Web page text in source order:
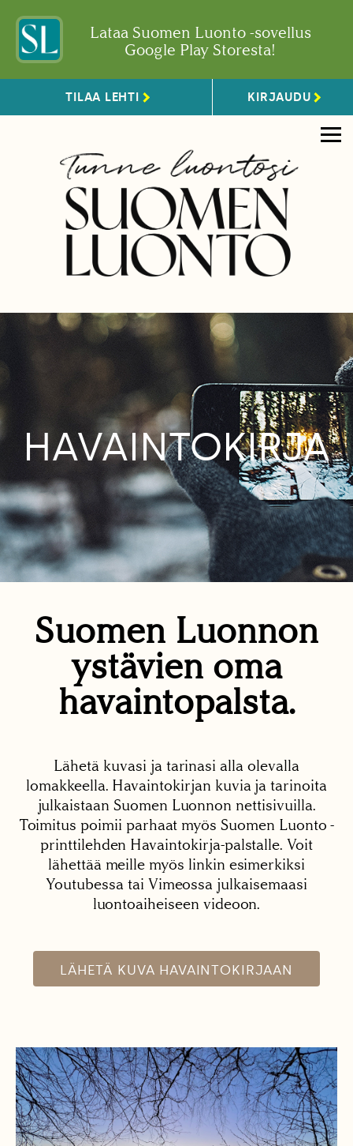
Lataa Suomen Luonto -sovellus
Google Play Storesta!
TILAA LEHTI KIRJAUDU
HAVAINTOKIRJA
Suomen Luonnon
ystävien oma
havaintopalsta.
Lähetä kuvasi ja tarinasi alla olevalla
lomakkeella. Havaintokirjan kuvia ja tarinoita
julkaistaan Suomen Luonnon nettisivuilla.
Toimitus poimii parhaat myös Suomen Luonto -
printtilehden Havaintokirja-palstalle. Voit
lähettää meille myös linkin esimerkiksi
Youtubessa tai Vimeossa julkaisemaasi
luontoaiheiseen videoon.
LÄHETÄ KUVA HAVAINTOKIRJAAN